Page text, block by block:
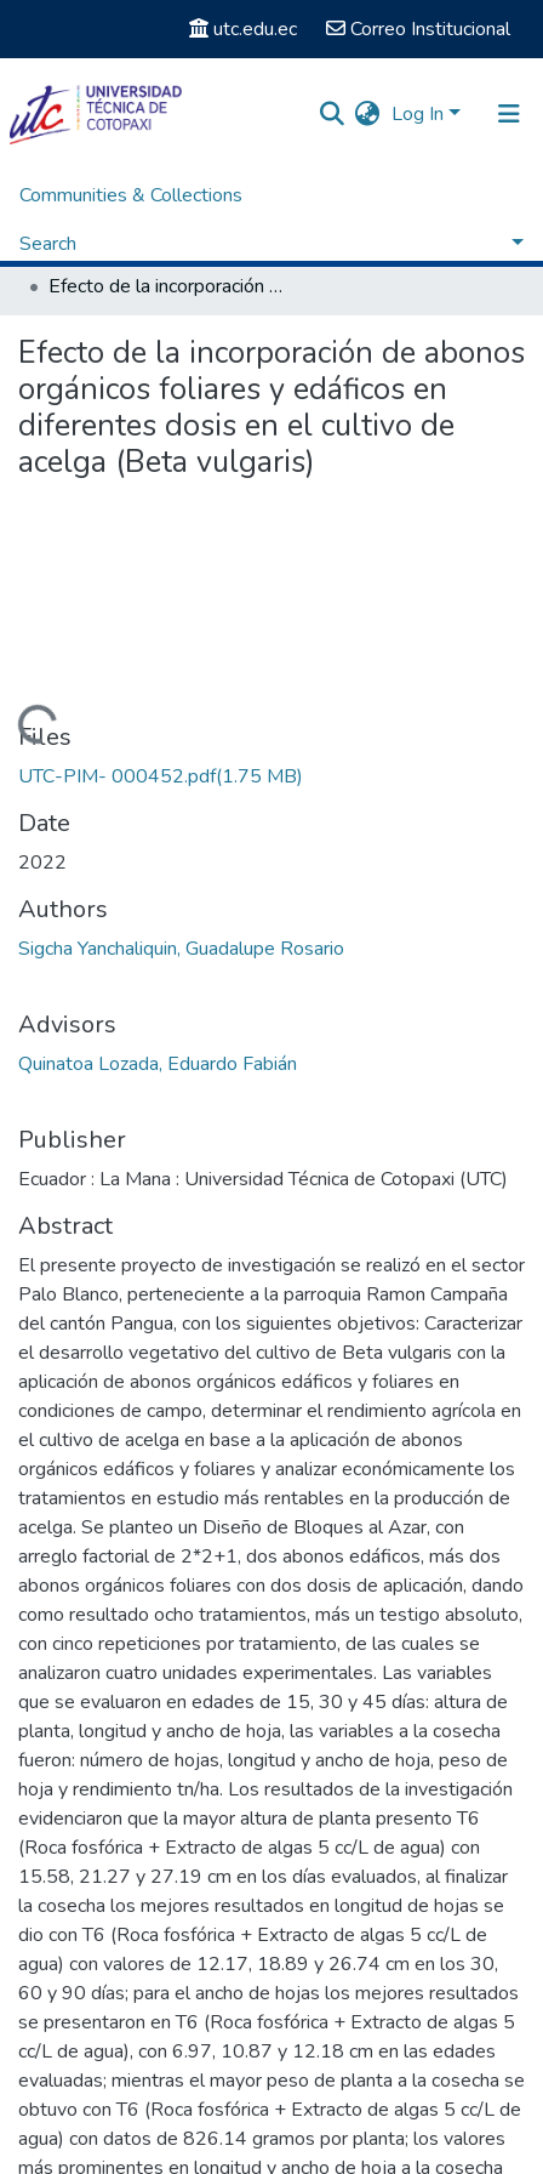
utc.edu.ec Correo Institucional
Log In
Communities & Collections
Search
Statistics
Home
Titulación - Ingeniería Agronómica
Efecto de la incorporación de abonos orgánicos foliares y edáficos en diferentes dosis en el cultivo de acelga (Beta vulgaris)
Efecto de la incorporación de abonos
orgánicos foliares y edáficos en
diferentes dosis en el cultivo de
acelga (Beta vulgaris)
Files
UTC-PIM- 000452.pdf(1.75 MB)
Date
2022
Authors
Sigcha Yanchaliquin, Guadalupe Rosario
Advisors
Quinatoa Lozada, Eduardo Fabián
Publisher
Ecuador : La Mana : Universidad Técnica de Cotopaxi (UTC)
Abstract
El presente proyecto de investigación se realizó en el sector
Palo Blanco, perteneciente a la parroquia Ramon Campaña
del cantón Pangua, con los siguientes objetivos: Caracterizar
el desarrollo vegetativo del cultivo de Beta vulgaris con la
aplicación de abonos orgánicos edáficos y foliares en
condiciones de campo, determinar el rendimiento agrícola en
el cultivo de acelga en base a la aplicación de abonos
orgánicos edáficos y foliares y analizar económicamente los
tratamientos en estudio más rentables en la producción de
acelga. Se planteo un Diseño de Bloques al Azar, con
arreglo factorial de 2*2+1, dos abonos edáficos, más dos
abonos orgánicos foliares con dos dosis de aplicación, dando
como resultado ocho tratamientos, más un testigo absoluto,
con cinco repeticiones por tratamiento, de las cuales se
analizaron cuatro unidades experimentales. Las variables
que se evaluaron en edades de 15, 30 y 45 días: altura de
planta, longitud y ancho de hoja, las variables a la cosecha
fueron: número de hojas, longitud y ancho de hoja, peso de
hoja y rendimiento tn/ha. Los resultados de la investigación
evidenciaron que la mayor altura de planta presento T6
(Roca fosfórica + Extracto de algas 5 cc/L de agua) con
15.58, 21.27 y 27.19 cm en los días evaluados, al finalizar
la cosecha los mejores resultados en longitud de hojas se
dio con T6 (Roca fosfórica + Extracto de algas 5 cc/L de
agua) con valores de 12.17, 18.89 y 26.74 cm en los 30,
60 y 90 días; para el ancho de hojas los mejores resultados
se presentaron en T6 (Roca fosfórica + Extracto de algas 5
cc/L de agua), con 6.97, 10.87 y 12.18 cm en las edades
evaluadas; mientras el mayor peso de planta a la cosecha se
obtuvo con T6 (Roca fosfórica + Extracto de algas 5 cc/L de
agua) con datos de 826.14 gramos por planta; los valores
más prominentes en longitud y ancho de hoja a la cosecha